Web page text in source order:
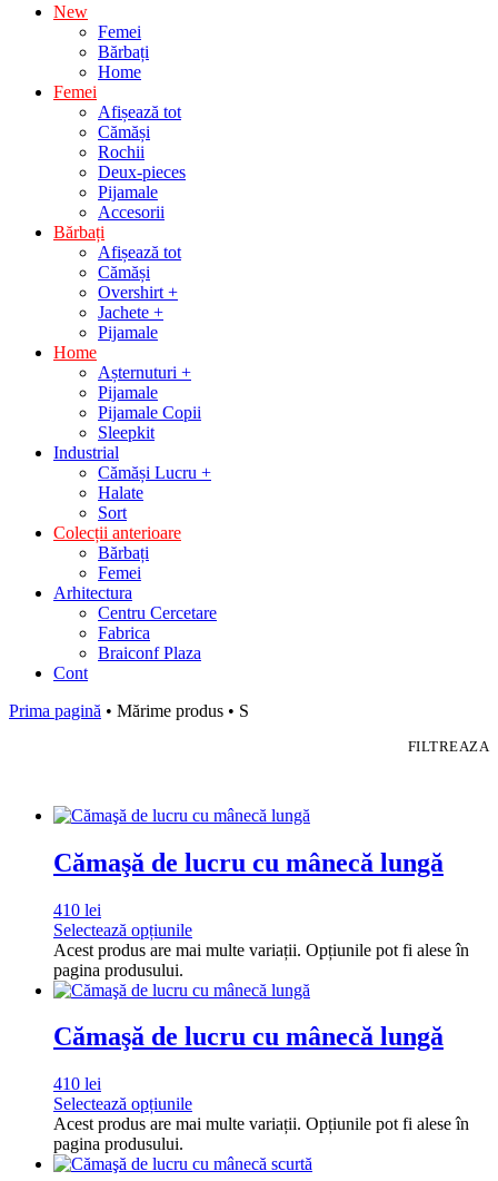
New
Femei
Bărbați
Home
Femei
Afișează tot
Cămăși
Rochii
Deux-pieces
Pijamale
Accesorii
Bărbați
Afișează tot
Cămăși
Overshirt +
Jachete +
Pijamale
Home
Așternuturi +
Pijamale
Pijamale Copii
Sleepkit
Industrial
Cămăși Lucru +
Halate
Sort
Colecții anterioare
Bărbați
Femei
Arhitectura
Centru Cercetare
Fabrica
Braiconf Plaza
Cont
Prima pagină • Mărime produs • S
FILTREAZA
Cămaşă de lucru cu mânecă lungă
410 lei
Selectează opțiunile
Acest produs are mai multe variații. Opțiunile pot fi alese în
pagina produsului.
Cămaşă de lucru cu mânecă lungă
410 lei
Selectează opțiunile
Acest produs are mai multe variații. Opțiunile pot fi alese în
pagina produsului.